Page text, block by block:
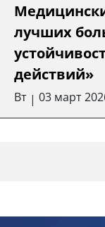
лучших
действий»
Вт | 03 март